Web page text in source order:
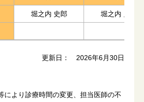
堀之内 史郎 堀之内 史郎
更新日： 2026年6月30日
により診療時間の変更、担当医師の不